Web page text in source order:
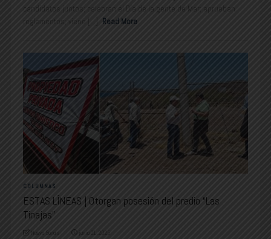
candidatos juntos; celebran el Día de la gente de Mar; aprueban
reglamentos; viene [...]
Read More
COLUMNAS
ESTAS LÍNEAS | Otorgan posesión del predio “Las
Tinajas”
Nuevo Sonora junio 21, 2025